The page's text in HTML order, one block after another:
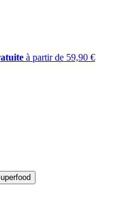
à partir de 59,90 €